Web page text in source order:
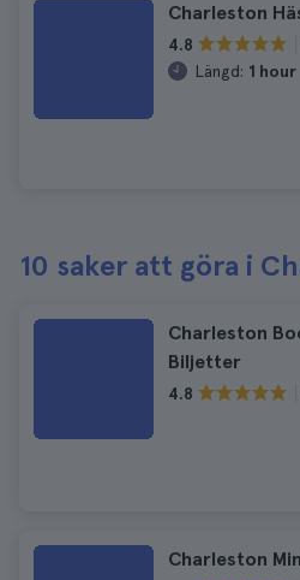
Charleston
4.8
Längd: 1 hour
10 saker att göra i
Charleston
Biljetter
4.8
Charleston